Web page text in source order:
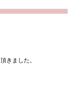
きました。